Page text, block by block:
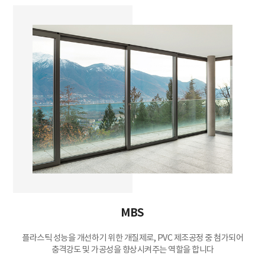
MBS
플라스틱 성능을 개선하기 위한 개질제로, PVC 제조공정 중 첨가되어
충격강도 및 가공성을 향상시켜주는 역할을 합니다